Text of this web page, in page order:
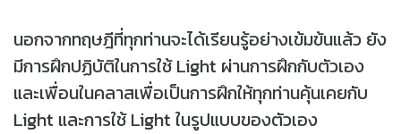
นอกจากทฤษฎีที่ทุกท่านจะได้เรียนรู้อย่างเข้มข้นแล้ว ยัง
มีการฝึกปฏิบัติในการใช้ Light ผ่านการฝึกกับตัวเอง
และเพื่อนในคลาสเพื่อเป็นการฝึกให้ทุกท่านคุ้นเคยกับ
Light และการใช้ Light ในรูปแบบของตัวเอง